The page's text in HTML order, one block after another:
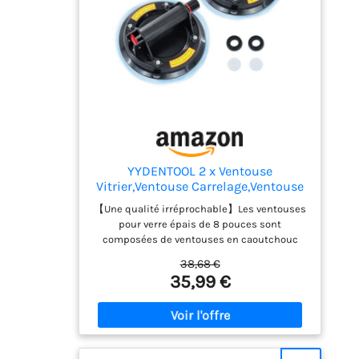
Inclut : trousse de transport, tête de coupe
de rechange, séparateur, connecteurs de
rails, et 3 rails de 1 mètre
YYDENTOOL 2 x Ventouse
Vitrier,Ventouse Carrelage,Ventouse
Pare Brise
【Une qualité irréprochable】Les ventouses
pour verre épais de 8 pouces sont
composées de ventouses en caoutchouc
résistantes, de poignées antidérapantes et
ergonomiques et de supports sans soudure.
Elles sont moulées par injection en une
seule pièce pour assurer l'étanchéité, une
aspiration durable et une absence de fuites.
【Capacité de charge de 220 kg】8" glass
38,68 €
35,99 €